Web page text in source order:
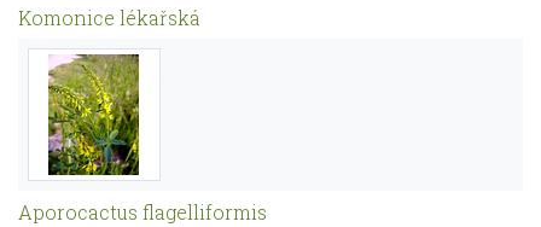
Komonice lékařská
Aporocactus flagelliformis